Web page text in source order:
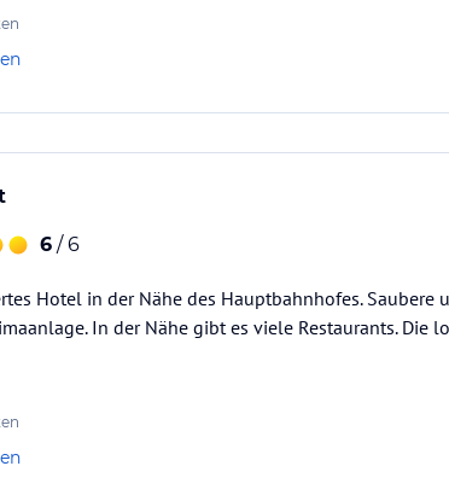
6 / 6
Hotel in der Nähe des Hauptbahnhofes. Saubere
In der Nähe gibt es viele Restaurants. Die